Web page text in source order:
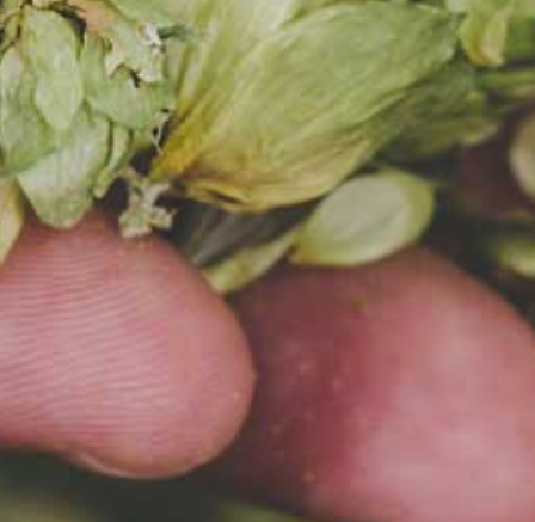
KOLEJNA NOWOŚĆ W TYM
ROKU
Chmielony australijskimi